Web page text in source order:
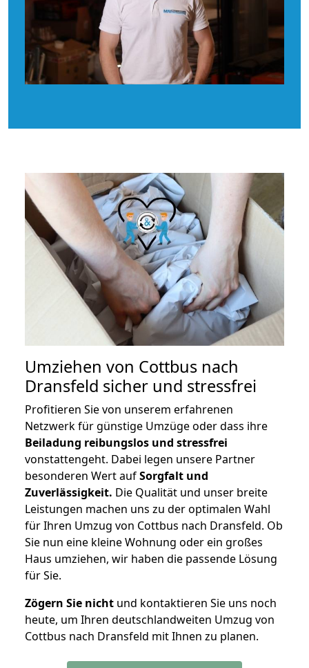
Umziehen von Cottbus nach
Dransfeld sicher und stressfrei
Profitieren Sie von unserem erfahrenen
Netzwerk für günstige Umzüge oder dass ihre
Beiladung reibungslos und stressfrei
vonstattengeht. Dabei legen unsere Partner
besonderen Wert aufSorgfalt und
Zuverlässigkeit. Die Qualität und unser breite
Leistungen machen uns zu der optimalen Wahl
für Ihren Umzug von Cottbus nach Dransfeld. Ob
Sie nun eine kleine Wohnung oder ein großes
Haus umziehen, wir haben die passende Lösung
für Sie.
Zögern Sie nicht und kontaktieren Sie uns noch
heute, um Ihren deutschlandweiten Umzug von
Cottbus nach Dransfeld mit Ihnen zu planen.